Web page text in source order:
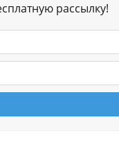
рассылку!